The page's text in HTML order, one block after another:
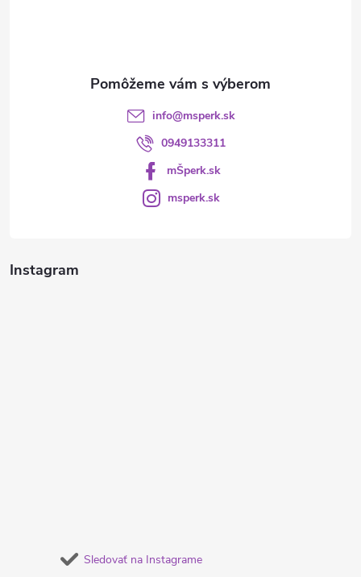
Instagram
Sledovať na Instagrame
info@msperk.sk
0949133311
mŠperk.sk
msperk.sk